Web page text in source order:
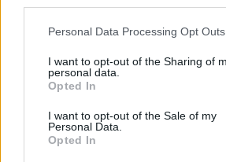
Personal Data Processing Opt Outs
I want to opt-out of the Sharing of
personal data.
Opted In
I want to opt-out of the Sale of my
Personal Data.
Opted In
Tőzsdenap című rendezvényén.
KEDVES OLVASÓNK!
A keresett cikk a portfolio.hu